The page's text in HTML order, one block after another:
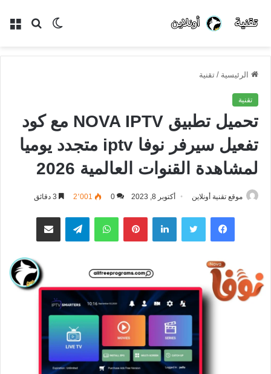
بحث الوضع
الرئيسية / تقنية
تقنية
تحميل تطبيق NOVA IPTV مع كود
تفعيل سيرفر نوفا iptv متجدد يوميا
لمشاهدة القنوات العالمية 2026
موقع تقنية أونلاين أكتوبر 8, 2023 0 2٬001
فيسبوك تويتر لينكدإن بينتيريستواتساب تيلقرام مشاركة عبر البريد